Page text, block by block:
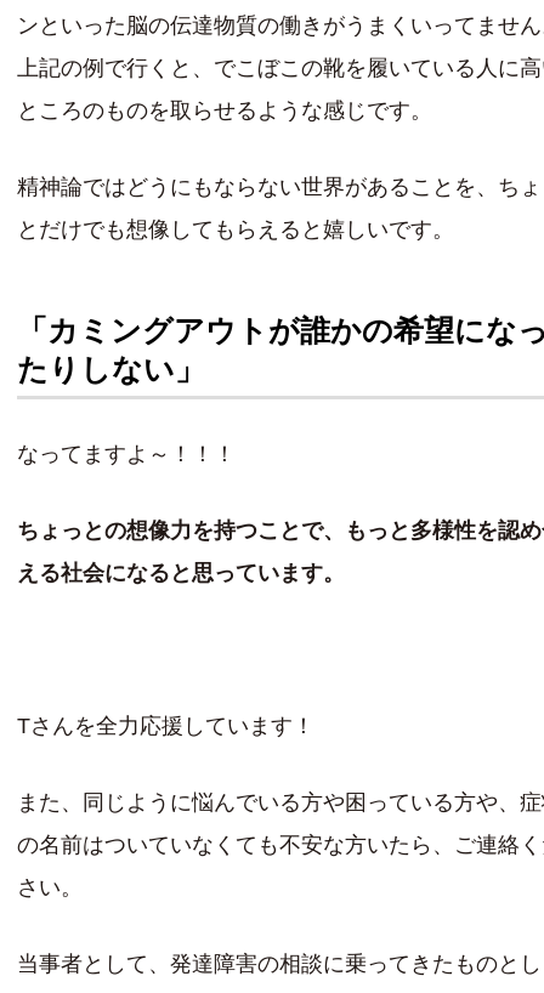
ンといった脳の伝達物質の働きがうまくいってませ
上記の例で行くと、でこぼこの靴を履いている人に
ところのものを取らせるような感じです。
精神論ではどうにもならない世界があることを、ち
とだけでも想像してもらえると嬉しいです。
「カミングアウトが誰かの希望にな
たりしない」
なってますよ～！！！
ちょっとの想像力を持つことで、もっと多様性を認
える社会になると思っています。
Tさんを全力応援しています！
また、同じように悩んでいる方や困っている方や、
の名前はついていなくても不安な方いたら、ご連絡
さい。
当事者として、発達障害の相談に乗ってきたものとし